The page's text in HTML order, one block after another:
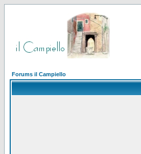
Forums il Campiello